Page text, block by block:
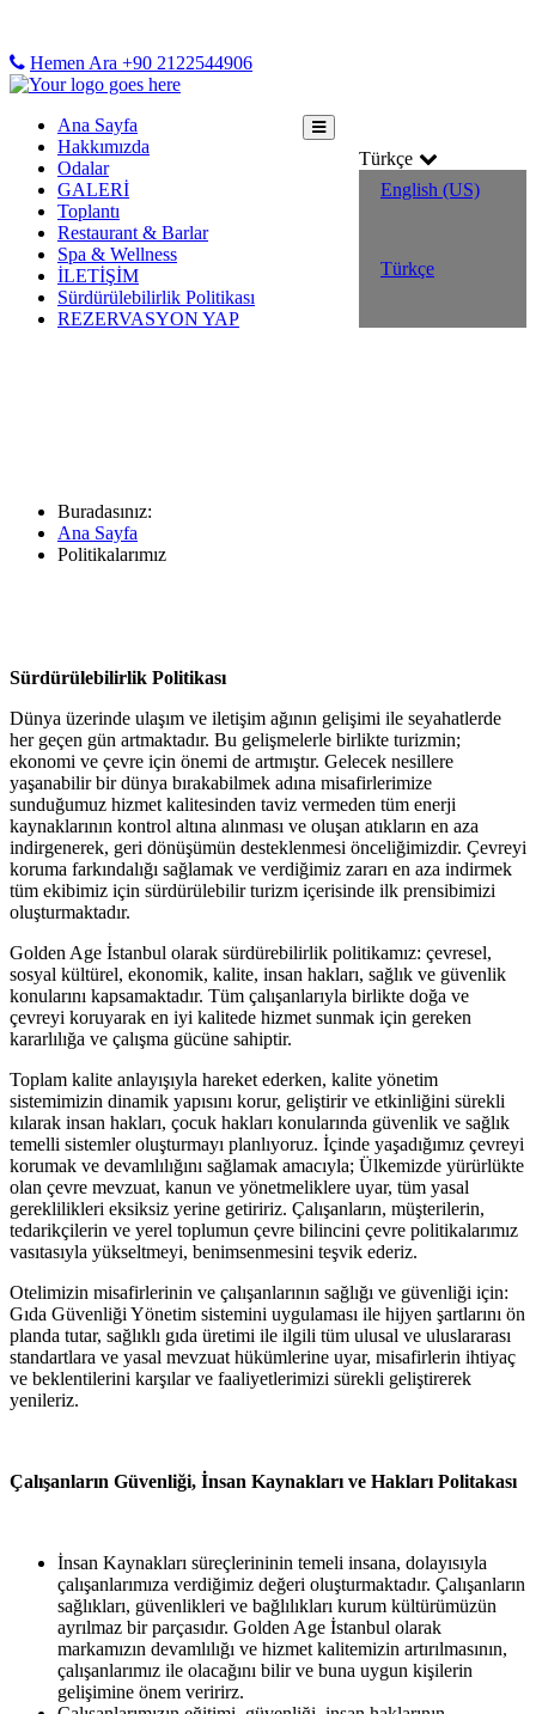
Hemen Ara +90 2122544906
Türkçe
English (US)
Türkçe
Ana Sayfa
Hakkımızda
Odalar
GALERİ
Toplantı
Restaurant & Barlar
Spa & Wellness
İLETİŞİM
Sürdürülebilirlik Politikası
REZERVASYON YAP
Buradasınız:
Ana Sayfa
Politikalarımız
Sürdürülebilirlik Politikası
Dünya üzerinde ulaşım ve iletişim ağının gelişimi ile seyahatlerde
her geçen gün artmaktadır. Bu gelişmelerle birlikte turizmin;
ekonomi ve çevre için önemi de artmıştır. Gelecek nesillere
yaşanabilir bir dünya bırakabilmek adına misafirlerimize
sunduğumuz hizmet kalitesinden taviz vermeden tüm enerji
kaynaklarının kontrol altına alınması ve oluşan atıkların en aza
indirgenerek, geri dönüşümün desteklenmesi önceliğimizdir. Çevreyi
koruma farkındalığı sağlamak ve verdiğimiz zararı en aza indirmek
tüm ekibimiz için sürdürülebilir turizm içerisinde ilk prensibimizi
oluşturmaktadır.
Golden Age İstanbul olarak sürdürebilirlik politikamız: çevresel,
sosyal kültürel, ekonomik, kalite, insan hakları, sağlık ve güvenlik
konularını kapsamaktadır. Tüm çalışanlarıyla birlikte doğa ve
çevreyi koruyarak en iyi kalitede hizmet sunmak için gereken
kararlılığa ve çalışma gücüne sahiptir.
Toplam kalite anlayışıyla hareket ederken, kalite yönetim
sistemimizin dinamik yapısını korur, geliştirir ve etkinliğini sürekli
kılarak insan hakları, çocuk hakları konularında güvenlik ve sağlık
temelli sistemler oluşturmayı planlıyoruz. İçinde yaşadığımız çevreyi
korumak ve devamlılığını sağlamak amacıyla; Ülkemizde yürürlükte
olan çevre mevzuat, kanun ve yönetmeliklere uyar, tüm yasal
gereklilikleri eksiksiz yerine getiririz. Çalışanların, müşterilerin,
tedarikçilerin ve yerel toplumun çevre bilincini çevre politikalarımız
vasıtasıyla yükseltmeyi, benimsenmesini teşvik ederiz.
Otelimizin misafirlerinin ve çalışanlarının sağlığı ve güvenliği için:
Gıda Güvenliği Yönetim sistemini uygulaması ile hijyen şartlarını ön
planda tutar, sağlıklı gıda üretimi ile ilgili tüm ulusal ve uluslararası
standartlara ve yasal mevzuat hükümlerine uyar, misafirlerin ihtiyaç
ve beklentilerini karşılar ve faaliyetlerimizi sürekli geliştirerek
yenileriz.
Çalışanların Güvenliği, İnsan Kaynakları ve Hakları Politakası
İnsan Kaynakları süreçlerininin temeli insana, dolayısıyla
çalışanlarımıza verdiğimiz değeri oluşturmaktadır. Çalışanların
sağlıkları, güvenlikleri ve bağlılıkları kurum kültürümüzün
ayrılmaz bir parçasıdır. Golden Age İstanbul olarak
markamızın devamlılığı ve hizmet kalitemizin artırılmasının,
çalışanlarımız ile olacağını bilir ve buna uygun kişilerin
gelişimine önem veririrz.